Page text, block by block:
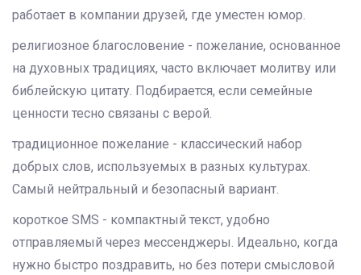
работает в компании друзей, где уместен юмор.
религиозное благословение - пожелание, основанное
на духовных традициях, часто включает молитву или
библейскую цитату. Подбирается, если семейные
ценности тесно связаны с верой.
традиционное пожелание - классический набор
добрых слов, используемых в разных культурах.
Самый нейтральный и безопасный вариант.
короткое SMS - компактный текст, удобно
отправляемый через мессенджеры. Идеально, когда
нужно быстро поздравить, но без потери смысловой